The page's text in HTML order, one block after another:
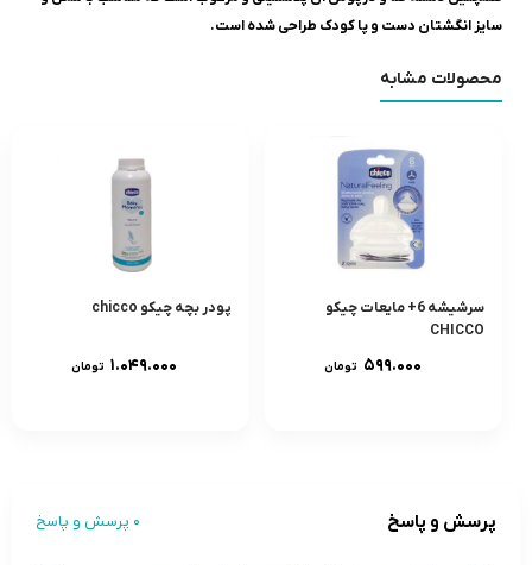
سایز انگشتان دست و پا کودک طراحی شده است.
محصولات مشابه
سرشيشه 6+ مایعات چیکو
CHICCO
۵۹۹.۰۰۰ تومان
پودر بچه چیکو chicco
۱.۰۴۹.۰۰۰ تومان
پرسش و پاسخ 0 پرسش و پاسخ